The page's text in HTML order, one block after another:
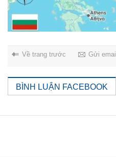
Về trang trước Gửi email
BÌNH LUẬN FACEBOOK